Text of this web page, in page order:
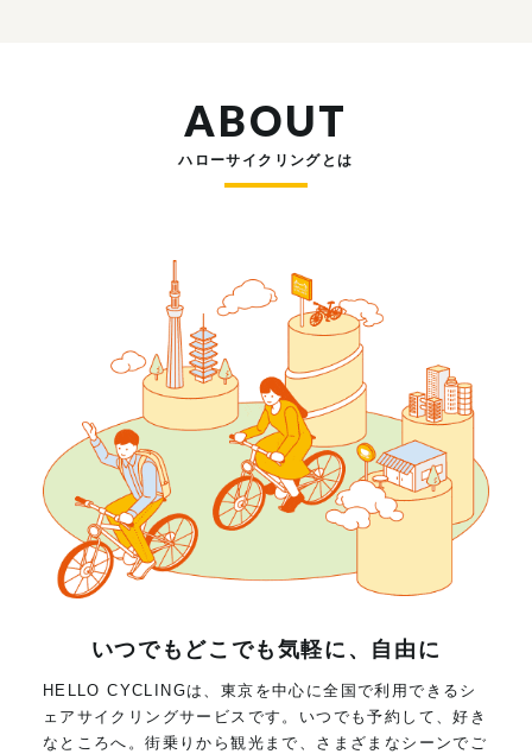
ABOUT
ハローサイクリングとは
いつでもどこでも気軽に、自由に
HELLO CYCLINGは、東京を中心に全国で利用できるシ
ェアサイクリングサービスです。いつでも予約して、好き
なところへ。街乗りから観光まで、さまざまなシーンでご